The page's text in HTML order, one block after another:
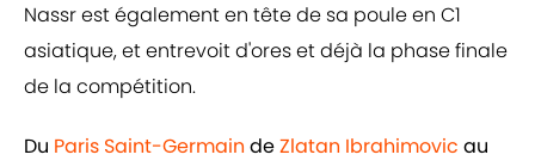
Nassr est également en tête de sa poule en C1
asiatique, et entrevoit d'ores et déjà la phase finale
de la compétition.
Du Paris Saint-Germain deZlatan Ibrahimovic au